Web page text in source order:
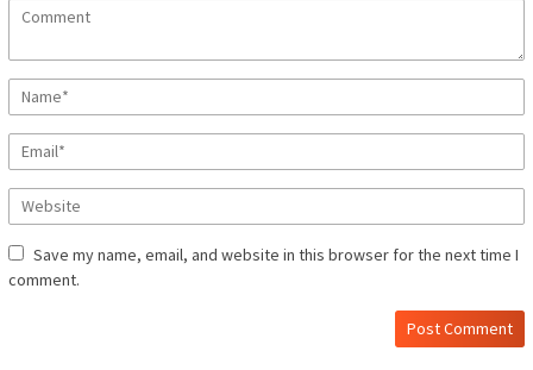
Save my name, email, and website in this browser for the next time I
comment.